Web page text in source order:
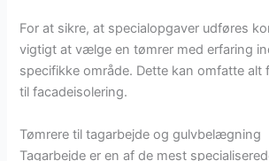
For at sikre, at specialopgaver udføres
vigtigt at vælge en tømrer med erfaring
specifikke område. Dette kan omfatte alt
til facadeisolering.
Tømrere til tagarbejde og gulvbelægning
Tagarbejde er en af de mest